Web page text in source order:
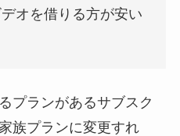
オを借りる方が安い
プランがあるサブスク
族プランに変更すれ